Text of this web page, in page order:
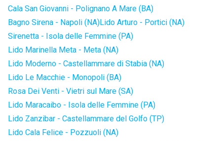
Cala San Giovanni - Polignano A Mare (BA)
Bagno Sirena - Napoli (NA)Lido Arturo - Portici (NA)
Sirenetta - Isola delle Femmine (PA)
Lido Marinella Meta - Meta (NA)
Lido Moderno - Castellammare di Stabia (NA)
Lido Le Macchie - Monopoli (BA)
Rosa Dei Venti - Vietri sul Mare (SA)
Lido Maracaibo - Isola delle Femmine (PA)
Lido Zanzibar - Castellammare del Golfo (TP)
Lido Cala Felice - Pozzuoli (NA)